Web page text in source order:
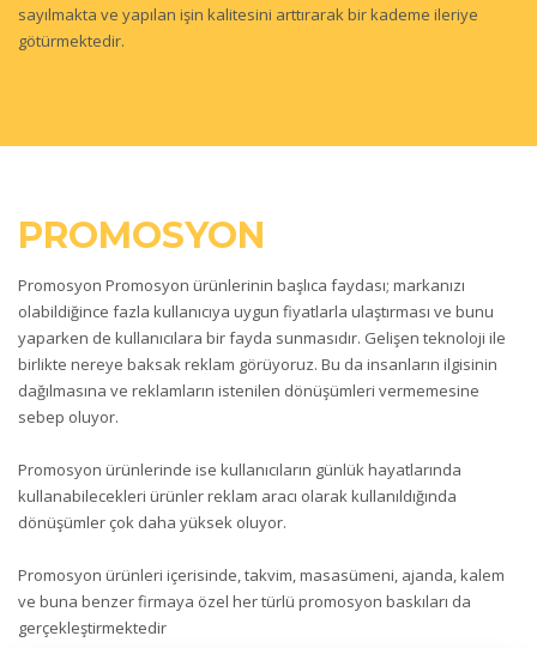
sayılmakta ve yapılan işin kalitesini arttırarak bir kademe ileriye
götürmektedir.
PROMOSYON
Promosyon Promosyon ürünlerinin başlıca faydası; markanızı
olabildiğince fazla kullanıcıya uygun fiyatlarla ulaştırması ve bunu
yaparken de kullanıcılara bir fayda sunmasıdır. Gelişen teknoloji ile
birlikte nereye baksak reklam görüyoruz. Bu da insanların ilgisinin
dağılmasına ve reklamların istenilen dönüşümleri vermemesine
sebep oluyor.
Promosyon ürünlerinde ise kullanıcıların günlük hayatlarında
kullanabilecekleri ürünler reklam aracı olarak kullanıldığında
dönüşümler çok daha yüksek oluyor.
Promosyon ürünleri içerisinde, takvim, masasümeni, ajanda, kalem
ve buna benzer firmaya özel her türlü promosyon baskıları da
gerçekleştirmektedir